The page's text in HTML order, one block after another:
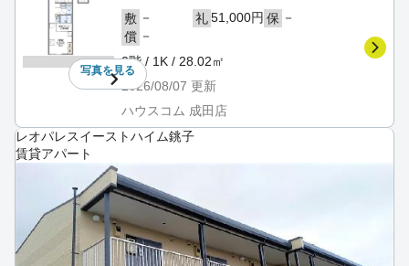
写真を見る
敷 － 礼51,000円 保 －
償 －
2階 / 1K / 28.02㎡
2026/08/07 更新
ハウスコム 成田店
レオパレスイーストハイム銚子
賃貸アパート